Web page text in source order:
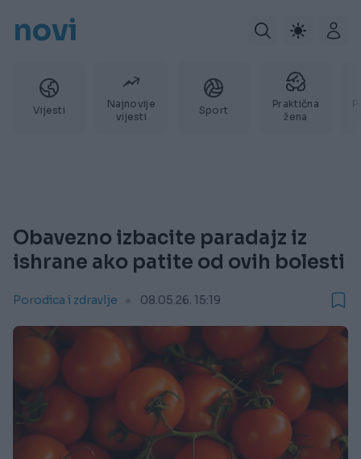
novi
Vijesti
Najnovije
vijesti
Sport
Praktična
žena
Obavezno izbacite paradajz iz
ishrane ako patite od ovih bolesti
Porodica i zdravlje 08.05.26. 15:19